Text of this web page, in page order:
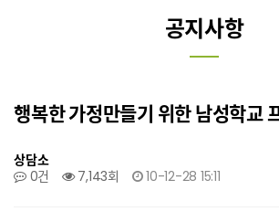
자유게시판
이혼법률정보
공지사항
행복한 가정만들기 위한 남성학교
상담소
0건
7,143회 10-12-28 15:11